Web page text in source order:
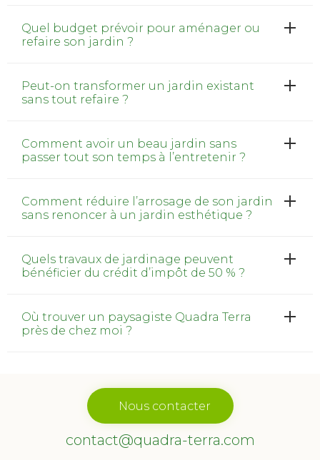
Quel budget prévoir pour aménager ou
refaire son jardin ?
Peut-on transformer un jardin existant
sans tout refaire ?
Comment avoir un beau jardin sans
passer tout son temps à l’entretenir ?
Comment réduire l’arrosage de son jardin
sans renoncer à un jardin esthétique ?
Quels travaux de jardinage peuvent
bénéficier du crédit d’impôt de 50 % ?
Où trouver un paysagiste Quadra Terra
près de chez moi ?
Nous contacter
contact@quadra-terra.com